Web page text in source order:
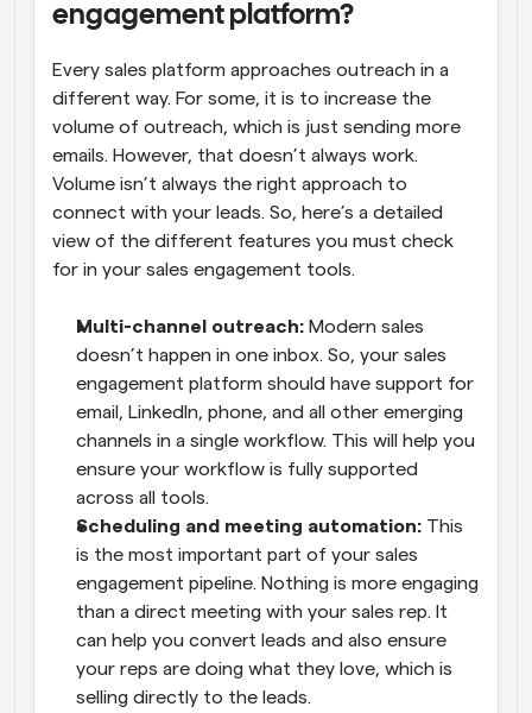
engagement platform?
Every sales platform approaches outreach in a
different way. For some, it is to increase the
volume of outreach, which is just sending more
emails. However, that doesn’t always work.
Volume isn’t always the right approach to
connect with your leads. So, here’s a detailed
view of the different features you must check
for in your sales engagement tools.
Multi-channel outreach: Modern sales
doesn’t happen in one inbox. So, your sales
engagement platform should have support for
email, LinkedIn, phone, and all other emerging
channels in a single workflow. This will help you
ensure your workflow is fully supported
across all tools.
Scheduling and meeting automation: This
is the most important part of your sales
engagement pipeline. Nothing is more engaging
than a direct meeting with your sales rep. It
can help you convert leads and also ensure
your reps are doing what they love, which is
selling directly to the leads.